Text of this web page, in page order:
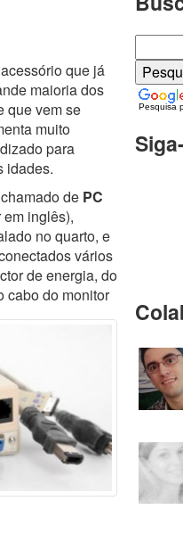
que já
maioria dos
que vem se
muito
para
idades.
de PC
inglês),
no quarto, e
vários
de energia, do
cabo do monitor
Pesquisa